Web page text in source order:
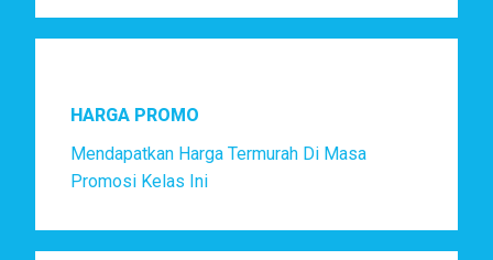
HARGA PROMO
Mendapatkan Harga Termurah Di Masa
Promosi Kelas Ini